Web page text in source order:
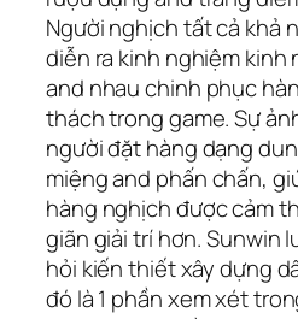
Người nghịch tất cả khả
diễn ra kinh nghiệm kinh
and nhau chinh phục
thách trong game. Sự
người đặt hàng dạng
miệng and phấn chấn,
hàng nghịch được cảm
giãn giải trí hơn. Sunwin
hỏi kiến thiết xây dựng
đó là 1 phần xem xét